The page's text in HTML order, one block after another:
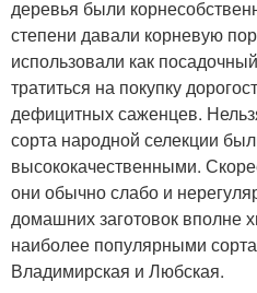
деревья были
степени давали корневую
использовали как
тратиться на покупку
дефицитных саженцев.
сорта народной селекции
высококачественными.
они обычно слабо и
домашних заготовок вполне
наиболее популярными
Владимирская и Любская.